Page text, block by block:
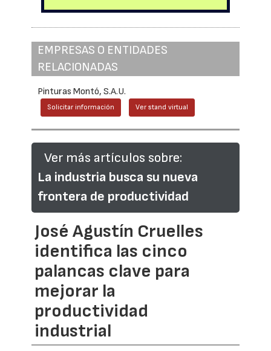
EMPRESAS O ENTIDADES
RELACIONADAS
Pinturas Montó, S.A.U.
Solicitar información Ver stand virtual
Ver más artículos sobre:
La industria busca su nueva
frontera de productividad
José Agustín Cruelles
identifica las cinco
palancas clave para
mejorar la
productividad
industrial